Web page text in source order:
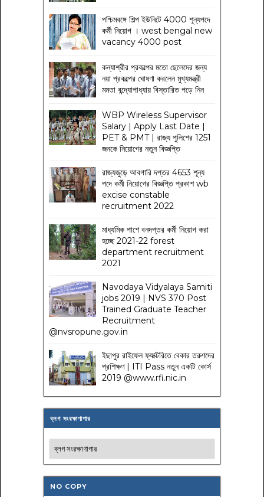
পশ্চিমবঙ্গে শিল্প ইউনিটে 4000 শূন্যপদে
কর্মী নিয়োগ । west bengal new
vacancy 4000 post
কন্যাশ্রীর প্রকল্পের মতো ছেলেদের জন্য
নয়া প্রকল্পের ঘোষণা করলেন মুখ্যমন্ত্রী
মমতা বন্দ্যোপাধ্যায় বিস্তারিত পড়ে নিন
WBP Wireless Supervisor
Salary | Apply Last Date |
PET & PMT | রাজ্য পুলিশের 1251
জনকে নিয়োগের নতুন বিজ্ঞপ্তি
রাজ্যজুড়ে আবগারি দপ্তর 4653 শূন্য
পদে কর্মী নিয়োগের বিজ্ঞপ্তি প্রকাশ wb
excise constable
recruitment 2022
মাধ্যমিক পাশে বনদপ্তর কর্মী নিয়োগ করা
হচ্ছে 2021-22 forest
department recruitment
2021
Navodaya Vidyalaya Samiti
jobs 2019 | NVS 370 Post
Trained Graduate Teacher
Recruitment
@nvsropune.gov.in
ইছাপুর রাইফেল ফ্যাক্টরিতে বেকার তরুণদের
প্রশিক্ষণ | ITI Pass নতুন একটি কোর্স
2019 @www.rfi.nic.in
ব্লগ সংরক্ষাণাগার
NO COPY